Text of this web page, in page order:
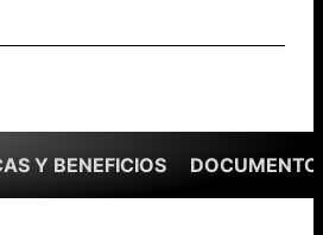
Y BENEFICIOS